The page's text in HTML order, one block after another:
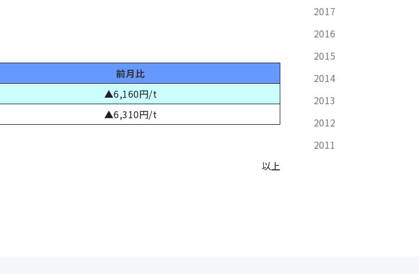
2017
2016
2015
2014
2013
2012
2011
前月比
▲6,160円/t
▲6,310円/t
以上